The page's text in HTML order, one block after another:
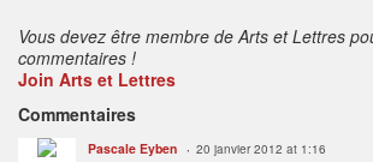
Vous devez être membre de Arts et Lettres
commentaires !
Join Arts et Lettres
Commentaires
Pascale Eyben 20 janvier 2012 at 1:16